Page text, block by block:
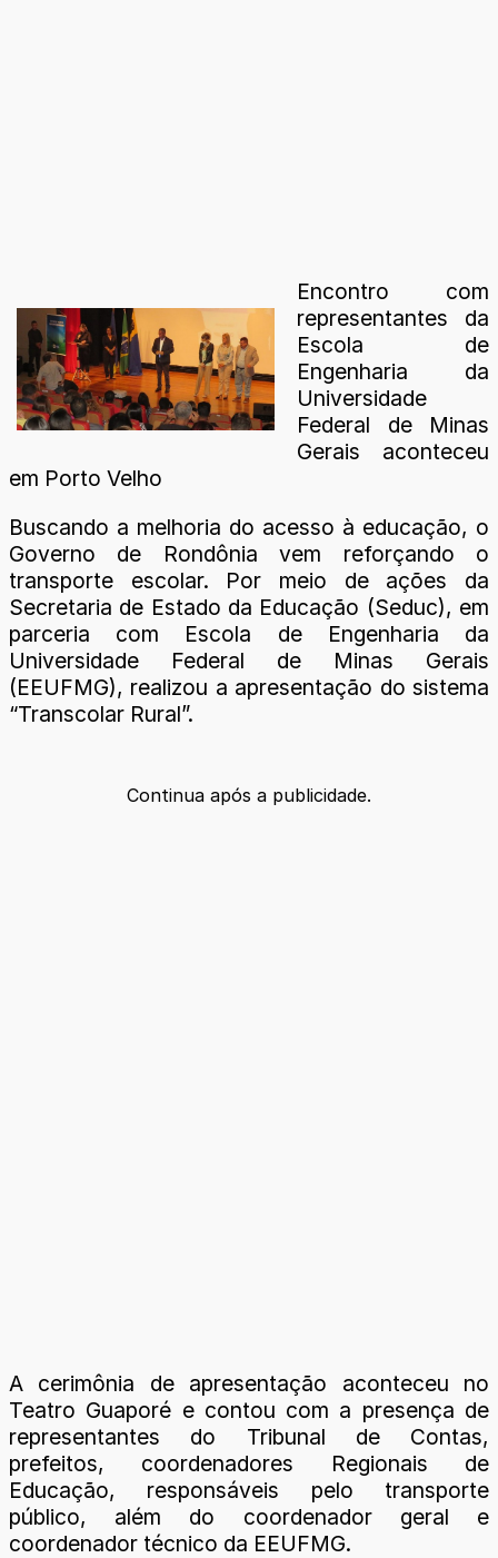
Encontro com
representantes da
Escola de
Engenharia da
Universidade
Federal de Minas
Gerais aconteceu
em Porto Velho
Buscando a melhoria do acesso à educação, o
Governo de Rondônia vem reforçando o
transporte escolar. Por meio de ações da
Secretaria de Estado da Educação (Seduc), em
parceria com Escola de Engenharia da
Universidade Federal de Minas Gerais
(EEUFMG), realizou a apresentação do sistema
“Transcolar Rural”.
Continua após a publicidade.
A cerimônia de apresentação aconteceu no
Teatro Guaporé e contou com a presença de
representantes do Tribunal de Contas,
prefeitos, coordenadores Regionais de
Educação, responsáveis pelo transporte
público, além do coordenador geral e
coordenador técnico da EEUFMG.